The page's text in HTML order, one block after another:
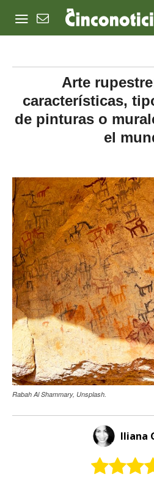
Arte
características,
de pinturas o
el
Rabah Al Shammary, Unsplash.
Iliana